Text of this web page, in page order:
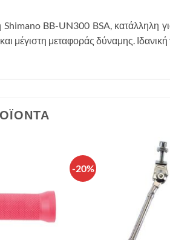
BB-UN300 BSA, κατάλληλη
μέγιστη μεταφοράς δύναμης.
-20%